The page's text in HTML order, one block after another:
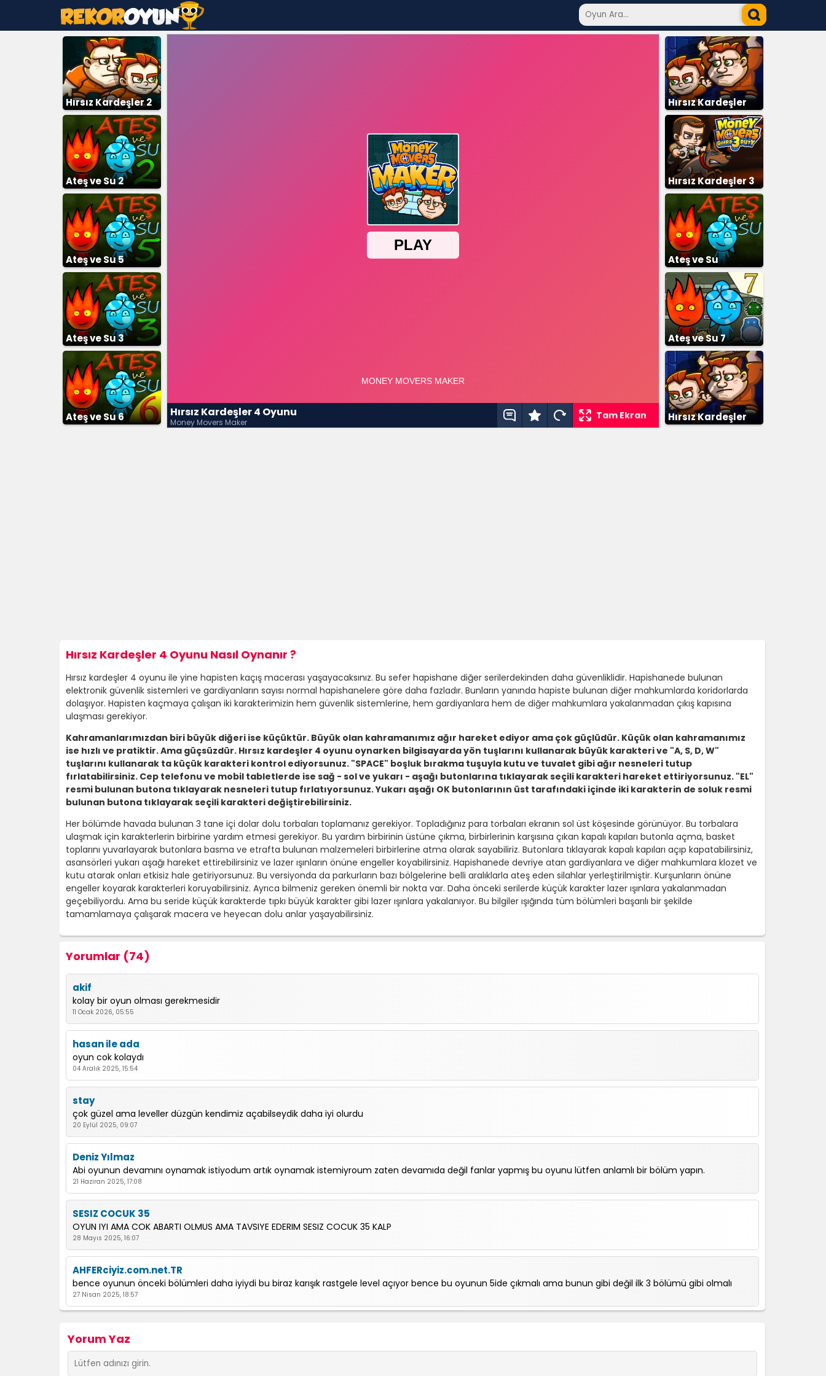
Hırsız Kardeşler 2
Ateş ve Su 2
Ateş ve Su 5
Ateş ve Su 3
Ateş ve Su 6 Hırsız Kardeşler 4 Oyunu
Money Movers Maker
Tam Ekran
Hırsız Kardeşler
Hırsız Kardeşler 3
Ateş ve Su
Ateş ve Su 7
Hırsız Kardeşler
Hırsız Kardeşler 4 Oyunu Nasıl Oynanır ?
Hırsız kardeşler 4 oyunu ile yine hapisten kaçış macerası yaşayacaksınız. Bu sefer hapishane diğer serilerdekinden daha güvenliklidir. Hapishanede bulunan
elektronik güvenlik sistemleri ve gardiyanların sayısı normal hapishanelere göre daha fazladır. Bunların yanında hapiste bulunan diğer mahkumlarda koridorlarda
dolaşıyor. Hapisten kaçmaya çalışan iki karakterimizin hem güvenlik sistemlerine, hem gardiyanlara hem de diğer mahkumlara yakalanmadan çıkış kapısına
ulaşması gerekiyor.
Kahramanlarımızdan biri büyük diğeri ise küçüktür. Büyük olan kahramanımız ağır hareket ediyor ama çok güçlüdür. Küçük olan kahramanımız
ise hızlı ve pratiktir. Ama güçsüzdür. Hırsız kardeşler 4 oyunu oynarken bilgisayarda yön tuşlarını kullanarak büyük karakteri ve "A, S, D, W"
tuşlarını kullanarak ta küçük karakteri kontrol ediyorsunuz. "SPACE" boşluk bırakma tuşuyla kutu ve tuvalet gibi ağır nesneleri tutup
fırlatabilirsiniz. Cep telefonu ve mobil tabletlerde ise sağ - sol ve yukarı - aşağı butonlarına tıklayarak seçili karakteri hareket ettiriyorsunuz. "EL"
resmi bulunan butona tıklayarak nesneleri tutup fırlatıyorsunuz. Yukarı aşağı OK butonlarının üst tarafındaki içinde iki karakterin de soluk resmi
bulunan butona tıklayarak seçili karakteri değiştirebilirsiniz.
Her bölümde havada bulunan 3 tane içi dolar dolu torbaları toplamanız gerekiyor. Topladığınız para torbaları ekranın sol üst köşesinde görünüyor. Bu torbalara
ulaşmak için karakterlerin birbirine yardım etmesi gerekiyor. Bu yardım birbirinin üstüne çıkma, birbirlerinin karşısına çıkan kapalı kapıları butonla açma, basket
toplarını yuvarlayarak butonlara basma ve etrafta bulunan malzemeleri birbirlerine atma olarak sayabiliriz. Butonlara tıklayarak kapalı kapıları açıp kapatabilirsiniz,
asansörleri yukarı aşağı hareket ettirebilirsiniz ve lazer ışınların önüne engeller koyabilirsiniz. Hapishanede devriye atan gardiyanlara ve diğer mahkumlara klozet ve
kutu atarak onları etkisiz hale getiriyorsunuz. Bu versiyonda da parkurların bazı bölgelerine belli aralıklarla ateş eden silahlar yerleştirilmiştir. Kurşunların önüne
engeller koyarak karakterleri koruyabilirsiniz. Ayrıca bilmeniz gereken önemli bir nokta var. Daha önceki serilerde küçük karakter lazer ışınlara yakalanmadan
geçebiliyordu. Ama bu seride küçük karakterde tıpkı büyük karakter gibi lazer ışınlara yakalanıyor. Bu bilgiler ışığında tüm bölümleri başarılı bir şekilde
tamamlamaya çalışarak macera ve heyecan dolu anlar yaşayabilirsiniz.
Yorumlar (74)
akif
kolay bir oyun olması gerekmesidir
11 Ocak 2026, 05:55
hasan ile ada
oyun cok kolaydı
04 Aralık 2025, 15:54
stay
çok güzel ama leveller düzgün kendimiz açabilseydik daha iyi olurdu
20 Eylül 2025, 09:07
Deniz Yılmaz
Abi oyunun devamını oynamak istiyodum artık oynamak istemiyroum zaten devamıda değil fanlar yapmış bu oyunu lütfen anlamlı bir bölüm yapın.
21 Haziran 2025, 17:08
SESIZ COCUK 35
OYUN IYI AMA COK ABARTI OLMUS AMA TAVSIYE EDERIM SESIZ COCUK 35 KALP
28 Mayıs 2025, 16:07
AHFERciyiz.com.net.TR
bence oyunun önceki bölümleri daha iyiydi bu biraz karışık rastgele level açıyor bence bu oyunun 5ide çıkmalı ama bunun gibi değil ilk 3 bölümü gibi olmalı
27 Nisan 2025, 18:57
hırsız kardesler 4 de silah sıkma zordu
22 Mart 2025, 08:10
Yorum Yaz